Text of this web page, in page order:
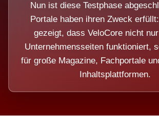
Nun ist diese Testphase
Portale haben ihren Zweck
gezeigt, dass VeloCore nicht
Unternehmensseiten funktioniert,
für große Magazine, Fachportale
Inhaltsplattformen.